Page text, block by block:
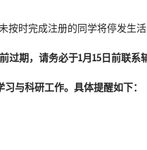
按时完成注册的同学将停发生活
期，请务必于1月15日前联系
与科研工作。具体提醒如下：